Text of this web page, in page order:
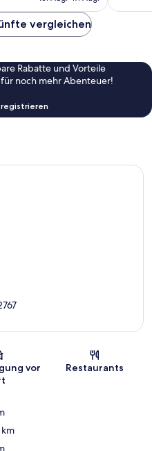
vergleichen
Rabatte und Vorteile
noch mehr Abenteuer!
vor
Restaurants